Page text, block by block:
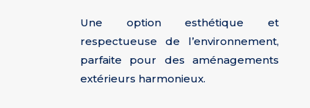
Une option esthétique et
respectueuse de l’environnement,
parfaite pour des aménagements
extérieurs harmonieux.